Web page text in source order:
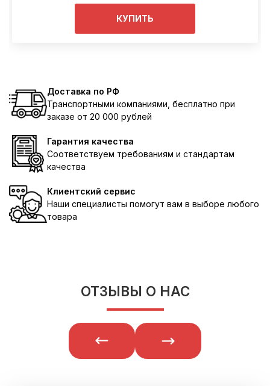
КУПИТЬ
Доставка по РФ
Транспортными компаниями, бесплатно при
заказе от 20 000 рублей
Гарантия качества
Соответствуем требованиям и стандартам
качества
Клиентский сервис
Наши специалисты помогут вам в выборе любого
товара
ОТЗЫВЫ О НАС